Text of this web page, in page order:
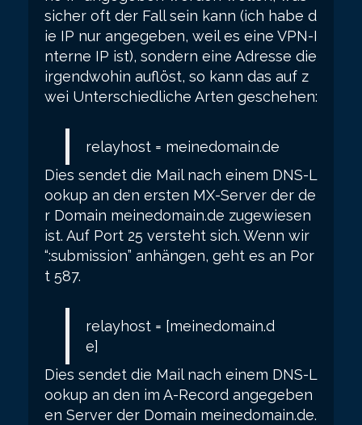
sicher oft der Fall sein kann (ich habe d
ie IP nur angegeben, weil es eine VPN-I
nterne IP ist), sondern eine Adresse die
irgendwohin auflöst, so kann das auf z
wei Unterschiedliche Arten geschehen:
relayhost = meinedomain.de
Dies sendet die Mail nach einem DNS-L
ookup an den ersten MX-Server der de
r Domain meinedomain.de zugewiesen
ist. Auf Port 25 versteht sich. Wenn wir
“:submission” anhängen, geht es an Por
t 587.
relayhost = [meinedomain.d
e]
Dies sendet die Mail nach einem DNS-L
ookup an den im A-Record angegeben
en Server der Domain meinedomain.de.